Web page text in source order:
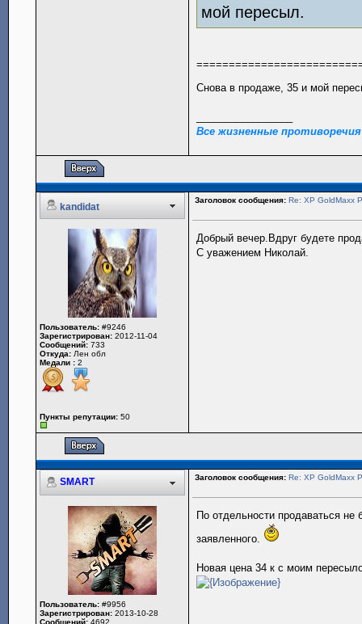
мой пересыл.
Снова в продаже, 35 и мой
Все жизненные
kandidat
Заголовок сообщения: Re: XP
Пользователь: #9246
Зарегистрирован: 2012-11-04
Сообщений: 733
Откуда: Лен обл
Медали : 2
Пункты репутации: 50
Добрый вечер.Вдруг будете
С уважением Николай.
SMART Заголовок сообщения: Re: XP
Пользователь: #9956
Зарегистрирован: 2013-10-28
Сообщений: 4692
По отдельности продаваться не
заявленного.
Новая цена 34 к с моим